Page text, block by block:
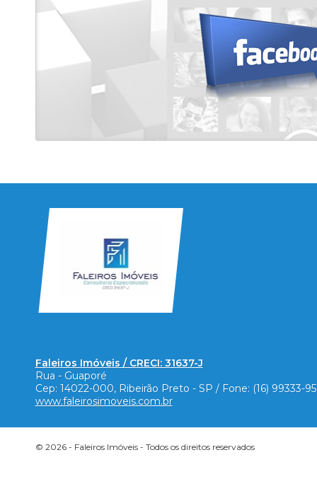
Faleiros Imóveis / CRECI: 31637-J
Rua - Guaporé
Cep: 14022-000, Ribeirão Preto - SP / Fone: (16) 99333-
www.faleirosimoveis.com.br
© 2026 - Faleiros Imóveis- Todos os direitos reservados